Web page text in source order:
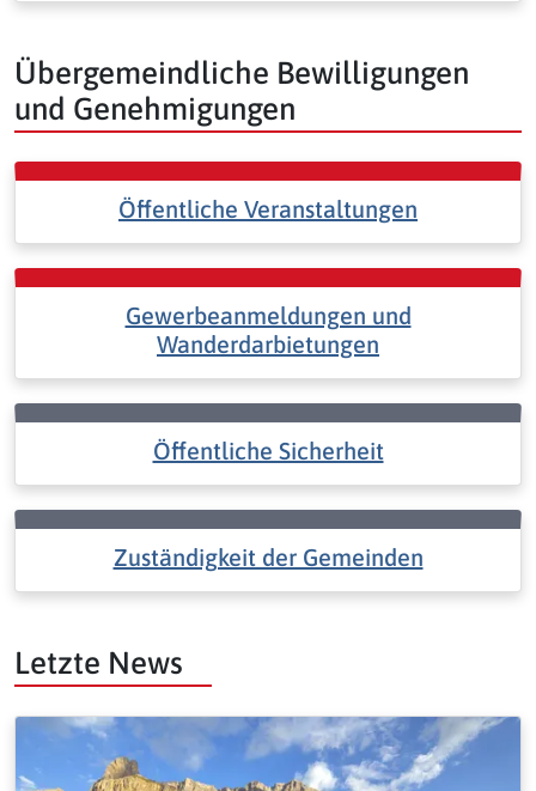
Übergemeindliche Bewilligungen
und Genehmigungen
Öffentliche Veranstaltungen
Gewerbeanmeldungen und
Wanderdarbietungen
Öffentliche Sicherheit
Zuständigkeit der Gemeinden
Letzte News